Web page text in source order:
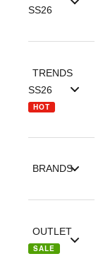
SS26
TRENDS
SS26
HOT
BRANDS
OUTLET
SALE